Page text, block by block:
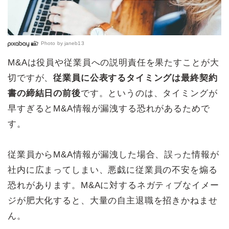
Photo by janeb13
M&Aは役員や従業員への説明責任を果たすことが大
切ですが、従業員に公表するタイミングは最終契約
書の締結日の前後です。というのは、タイミングが
早すぎるとM&A情報が漏洩する恐れがあるためで
す。
従業員からM&A情報が漏洩した場合、誤った情報が
社内に広まってしまい、悪戯に従業員の不安を煽る
恐れがあります。M&Aに対するネガティブなイメー
ジが肥大化すると、大量の自主退職を招きかねませ
ん。